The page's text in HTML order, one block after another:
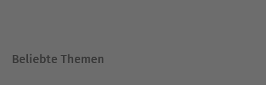
Beliebte Themen